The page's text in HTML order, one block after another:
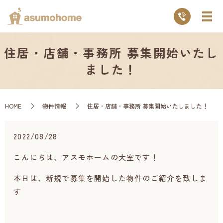
住居・店舗・事務所 募集開始いたし
ました！
HOME 物件情報 住居・店舗・事務所 募集開始いたしました！
2022/08/28
こんにちは、アスモホームの大室です！
本日は、新規で募集を開始した物件のご紹介を致しま
す